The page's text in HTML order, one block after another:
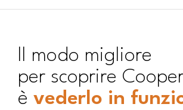
ll modo migliore
per scoprire
è vederlo in